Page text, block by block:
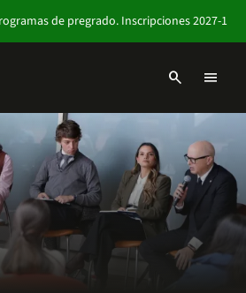
de pregrado. Inscripciones 2027-1
search menu